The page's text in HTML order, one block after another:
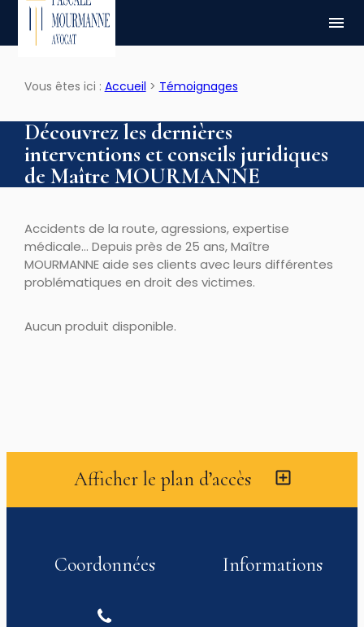
menu
Vous êtes ici : Accueil > Témoignages
Découvrez les dernières
interventions et conseils juridiques
de Maître MOURMANNE
Accidents de la route, agressions, expertise
médicale… Depuis près de 25 ans, Maître
MOURMANNE aide ses clients avec leurs différentes
problématiques en droit des victimes.
Aucun produit disponible.
Afficher le plan d’accès
Coordonnées Informations
Panneau de gestion des cookies